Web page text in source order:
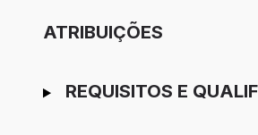
ATRIBUIÇÕES
REQUISITOS E